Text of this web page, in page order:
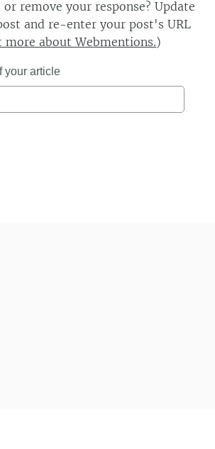
remove your response? Update
and re-enter your post's URL
more about Webmentions.)
your article